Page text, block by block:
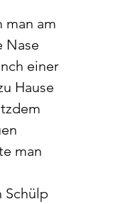
man am
Nase
einer
Hause
man
Schülp